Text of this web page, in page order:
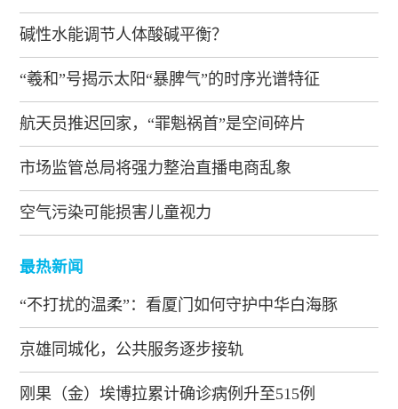
碱性水能调节人体酸碱平衡？
“羲和”号揭示太阳“暴脾气”的时序光谱特征
航天员推迟回家，“罪魁祸首”是空间碎片
市场监管总局将强力整治直播电商乱象
空气污染可能损害儿童视力
最热新闻
“不打扰的温柔”：看厦门如何守护中华白海豚
京雄同城化，公共服务逐步接轨
刚果（金）埃博拉累计确诊病例升至515例